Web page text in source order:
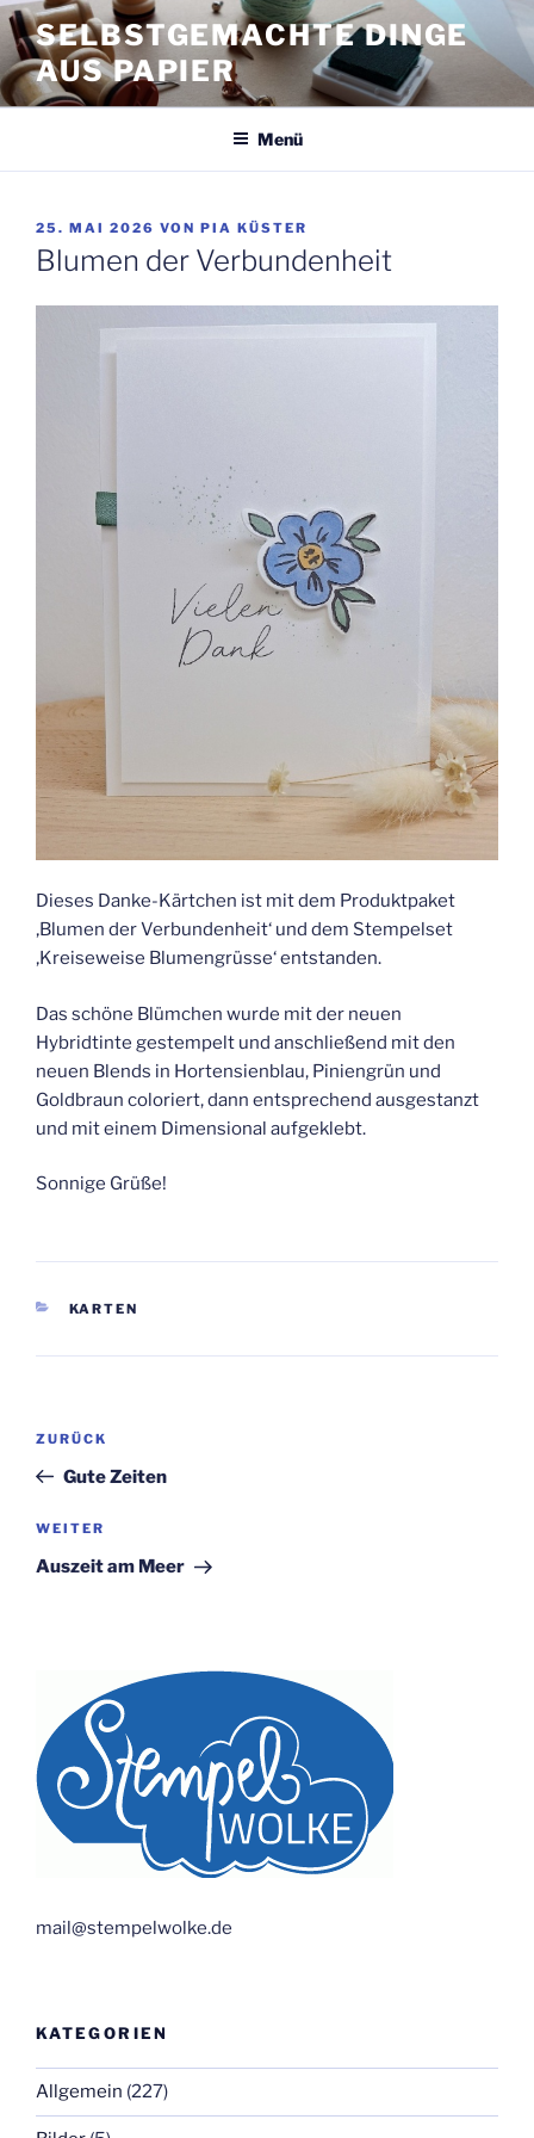
Zum
Inhalt
springen
SELBSTGEMACHTE DINGE
AUS PAPIER
Menü
VERÖFFENTLICHT
AM
25. MAI 2026 VON PIA KÜSTER
Blumen der Verbundenheit
Dieses Danke-Kärtchen ist mit dem Produktpaket
‚Blumen der Verbundenheit‘ und dem Stempelset
‚Kreiseweise Blumengrüsse‘ entstanden.
Das schöne Blümchen wurde mit der neuen
Hybridtinte gestempelt und anschließend mit den
neuen Blends in Hortensienblau, Piniengrün und
Goldbraun coloriert, dann entsprechend ausgestanzt
und mit einem Dimensional aufgeklebt.
Sonnige Grüße!
KATEGORIEN
KARTEN
Beitragsnavigation
Vorheriger
Beitrag
ZURÜCK
Gute Zeiten
Nächster
Beitrag
WEITER
Auszeit am Meer
mail@stempelwolke.de
KATEGORIEN
Allgemein (227)